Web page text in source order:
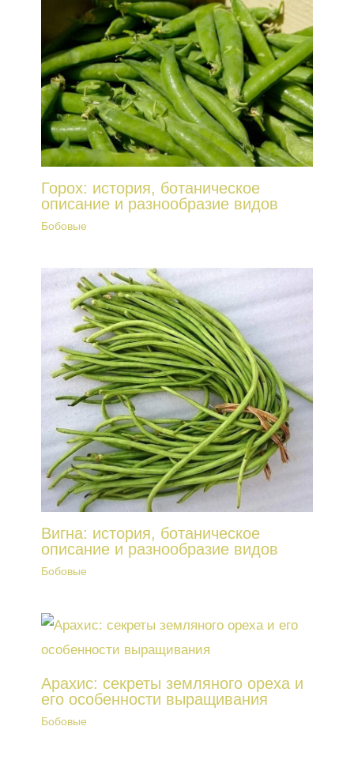
Горох: история, ботаническое
описание и разнообразие видов
Бобовые
Вигна: история, ботаническое
описание и разнообразие видов
Бобовые
Арахис: секреты земляного ореха и
его особенности выращивания
Бобовые